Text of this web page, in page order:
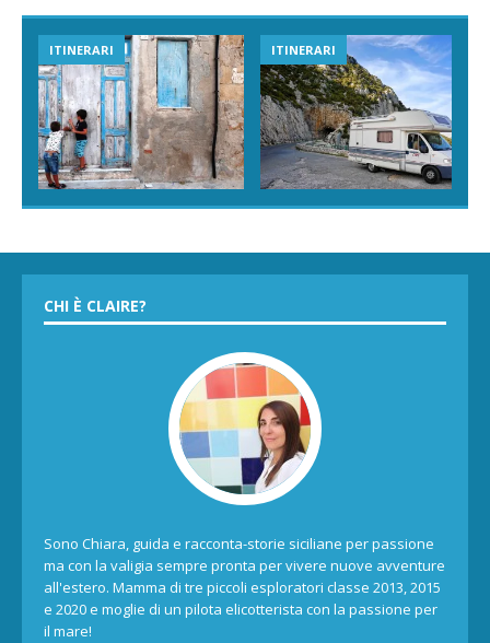
ITINERARI ITINERARI
CHI È CLAIRE?
Sono Chiara, guida e racconta-storie siciliane per passione
ma con la valigia sempre pronta per vivere nuove avventure
all'estero. Mamma di tre piccoli esploratori classe 2013, 2015
e 2020 e moglie di un pilota elicotterista con la passione per
il mare!